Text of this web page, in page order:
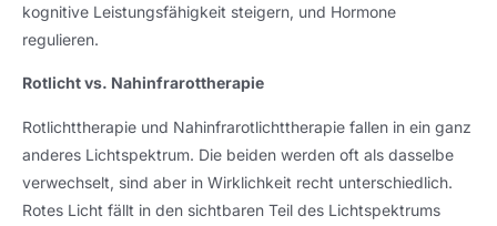
kognitive Leistungsfähigkeit steigern, und Hormone
regulieren.
Rotlicht vs. Nahinfrarottherapie
Rotlichttherapie und Nahinfrarotlichttherapie fallen in ein ganz
anderes Lichtspektrum. Die beiden werden oft als dasselbe
verwechselt, sind aber in Wirklichkeit recht unterschiedlich.
Rotes Licht fällt in den sichtbaren Teil des Lichtspektrums